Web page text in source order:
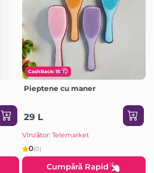
CashBack: 15
Pieptene cu maner
29 L
Vînzător: Telemarket
0(0)
Cumpără Rapid